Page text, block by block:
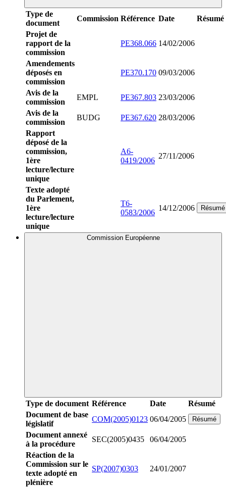
Type de
document
Commission Référence Date
Résumé
Projet de
rapport de la
commission
PE368.066 14/02/2006
Amendements
déposés en
commission
PE370.170 09/03/2006
Avis de la
commission
EMPL PE367.803 23/03/2006
Avis de la
commission
BUDG PE367.620 28/03/2006
Rapport
déposé de la
commission,
1ère
lecture/lecture
unique
A6-
0419/2006
27/11/2006
Texte adopté
du Parlement,
1ère
lecture/lecture
unique
T6-
0583/2006
14/12/2006 Résumé
Commission Européenne
Type de document Référence Date
Résumé
Document de base
législatif
COM(2005)0123 06/04/2005 Résumé
Document annexé
à la procédure
SEC(2005)0435
06/04/2005
Réaction de la
Commission sur le
texte adopté en
plénière
SP(2007)0303 24/01/2007